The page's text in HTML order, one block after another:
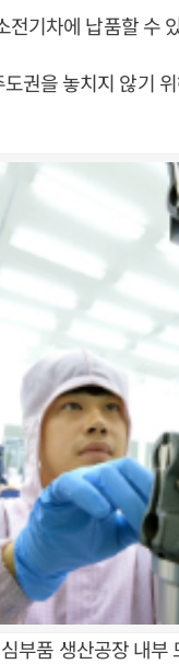
전기차에 납품할 수
권을 놓치지 않기
부품 생산공장 내부